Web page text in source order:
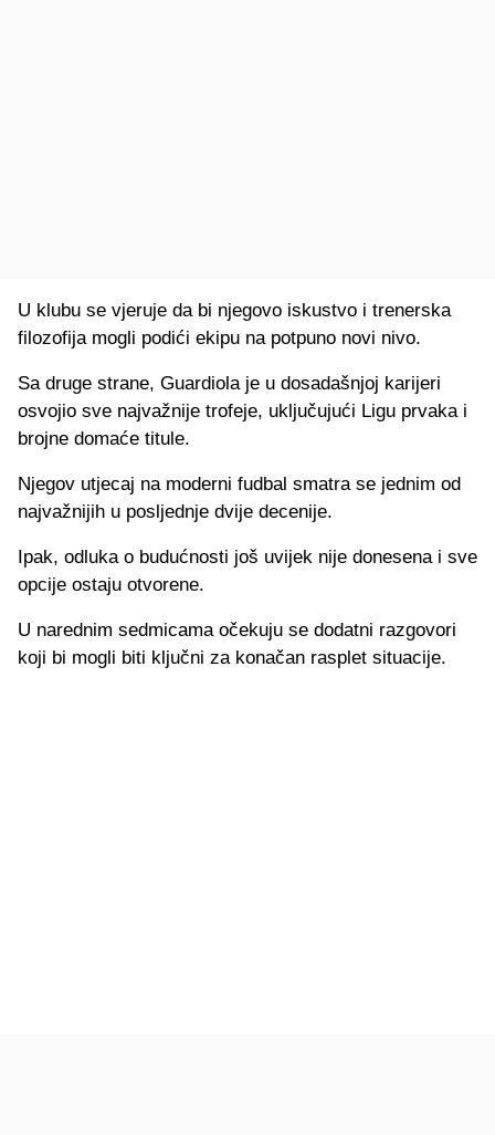
U klubu se vjeruje da bi njegovo iskustvo i trenerska
filozofija mogli podići ekipu na potpuno novi nivo.
Sa druge strane, Guardiola je u dosadašnjoj karijeri
osvojio sve najvažnije trofeje, uključujući Ligu prvaka i
brojne domaće titule.
Njegov utjecaj na moderni fudbal smatra se jednim od
najvažnijih u posljednje dvije decenije.
Ipak, odluka o budućnosti još uvijek nije donesena i sve
opcije ostaju otvorene.
U narednim sedmicama očekuju se dodatni razgovori
koji bi mogli biti ključni za konačan rasplet situacije.